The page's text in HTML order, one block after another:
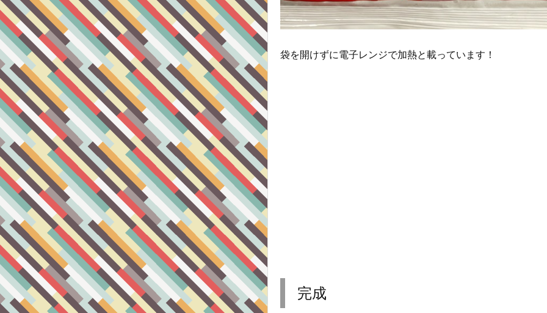
袋を開けずに電子レンジで加熱と載っています！
完成